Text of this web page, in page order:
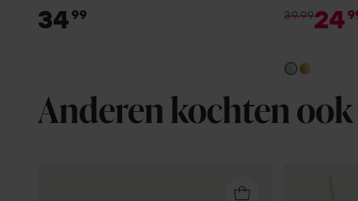
34 99
39.9924
Anderen kochten ook